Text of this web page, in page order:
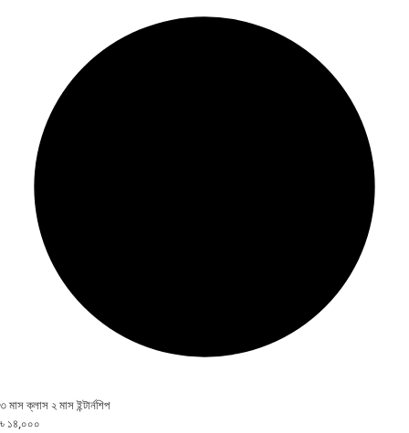
৩ মাস ক্লাস ২ মাস ইন্টার্নশিপ
৳ ১৪,০০০